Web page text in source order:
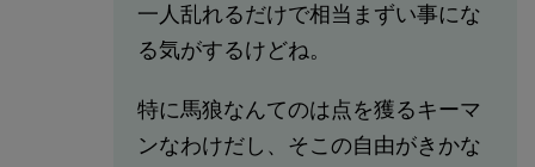
一人乱れるだけで相当まずい事にな
る気がするけどね。
特に馬狼なんてのは点を獲るキーマ
ンなわけだし、そこの自由がきかな